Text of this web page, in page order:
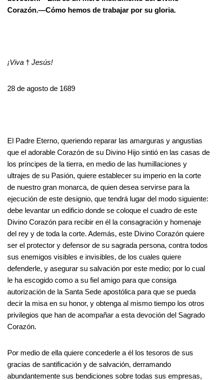
Corazón.—Cómo hemos de trabajar por su gloria.
¡Viva † Jesús!
28 de agosto de 1689
El Padre Eterno, queriendo reparar las amarguras y angustias
que el adorable Corazón de su Divino Hijo sintió en las casas de
los príncipes de la tierra, en medio de las humillaciones y
ultrajes de su Pasión, quiere establecer su imperio en la corte
de nuestro gran monarca, de quien desea servirse para la
ejecución de este designio, que tendrá lugar del modo siguiente:
debe levantar un edificio donde se coloque el cuadro de este
Divino Corazón para recibir en él la consagración y homenaje
del rey y de toda la corte. Además, este Divino Corazón quiere
ser el protector y defensor de su sagrada persona, contra todos
sus enemigos visibles e invisibles, de los cuales quiere
defenderle, y asegurar su salvación por este medio; por lo cual
le ha escogido como a su fiel amigo para que consiga
autorización de la Santa Sede apostólica para que se pueda
decir la misa en su honor, y obtenga al mismo tiempo los otros
privilegios que han de acompañar a esta devoción del Sagrado
Corazón.
Por medio de ella quiere concederle a él los tesoros de sus
gracias de santificación y de salvación, derramando
abundantemente sus bendiciones sobre todas sus empresas,